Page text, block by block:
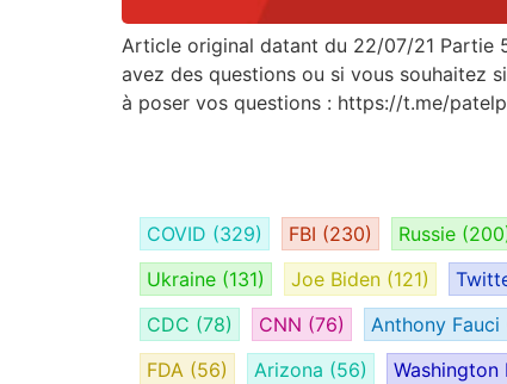
Article original datant du 22/07/21 Partie
avez des questions ou si vous souhaitez
à poser vos questions : https://t.me/
COVID (329) FBI (230) Russie
Ukraine (131) Joe Biden (121)
CDC (78) CNN (76) Anthony Fauci
FDA (56) Arizona (56) Washington